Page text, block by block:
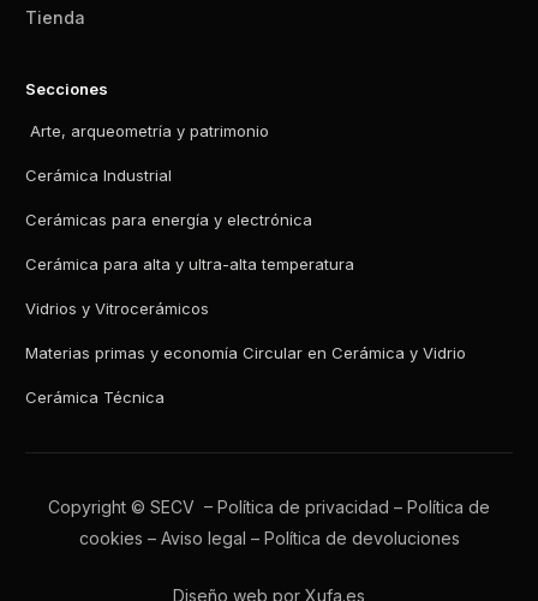
Tienda
Secciones
Arte, arqueometría y patrimonio
Cerámica Industrial
Cerámicas para energía y electrónica
Cerámica para alta y ultra-alta temperatura
Vidrios y Vitrocerámicos
Materias primas y economía Circular en Cerámica y Vidrio
Cerámica Técnica
Copyright © SECV – Política de privacidad – Política de
cookies – Aviso legal – Política de devoluciones
Diseño web por Xufa.es